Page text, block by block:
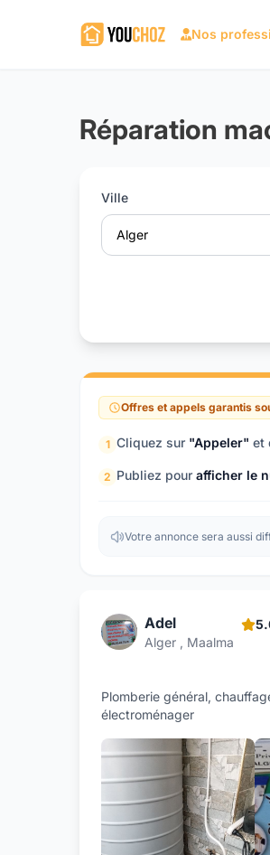
Nos
Réparation
Ville
Alger
Offres et appels garantis
1 Cliquez sur "Appeler" et
2 Publiez pour afficher le
Votre annonce sera aussi
Adel
Alger , Maalma
Plomberie général,
électroménager